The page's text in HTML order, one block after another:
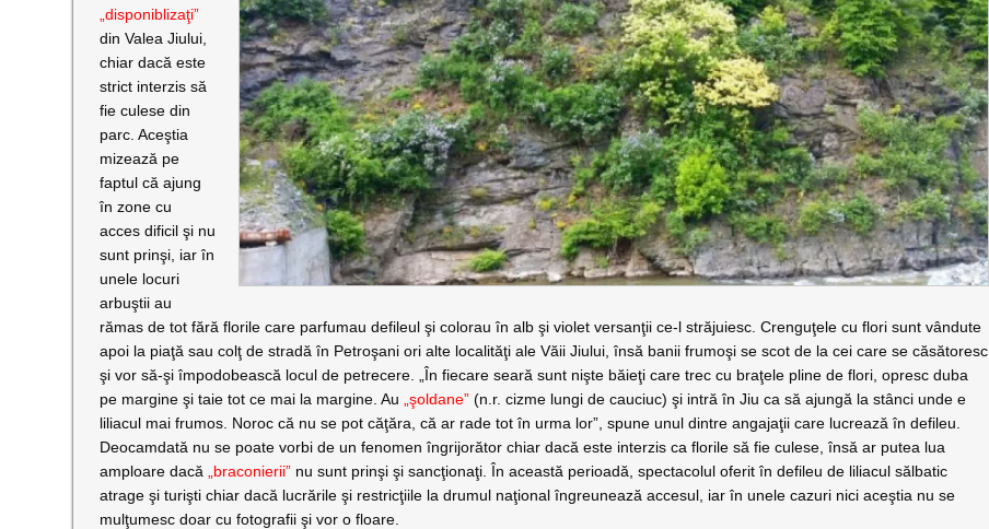
„disponiblizaţi”
din Valea Jiului,
chiar dacă este
strict interzis să
fie culese din
parc. Aceştia
mizează pe
faptul că ajung
în zone cu
acces dificil şi nu
sunt prinşi, iar în
unele locuri
arbuştii au
rămas de tot fără florile care parfumau defileul şi colorau în alb şi violet versanţii ce-l străjuiesc. Crenguţele cu flori sunt vândute
apoi la piaţă sau colţ de stradă în Petroşani ori alte localităţi ale Văii Jiului, însă banii frumoşi se scot de la cei care se căsătoresc
şi vor să-şi împodobească locul de petrecere. „În fiecare seară sunt nişte băieţi care trec cu braţele pline de flori, opresc duba
pe margine şi taie tot ce mai la margine. Au
„şoldane” (n.r. cizme lungi de cauciuc) şi intră în Jiu ca să ajungă la stânci unde e
liliacul mai frumos. Noroc că nu se pot căţăra, că ar rade tot în urma lor”, spune unul dintre angajaţii care lucrează în defileu.
Deocamdată nu se poate vorbi de un fenomen îngrijorător chiar dacă este interzis ca florile să fie culese, însă ar putea lua
amploare dacă
„braconierii” nu sunt prinşi şi sancţionaţi. În această perioadă, spectacolul oferit în defileu de liliacul sălbatic
atrage şi turişti chiar dacă lucrările şi restricţiile la drumul naţional îngreunează accesul, iar în unele cazuri nici aceştia nu se
mulţumesc doar cu fotografii şi vor o floare.